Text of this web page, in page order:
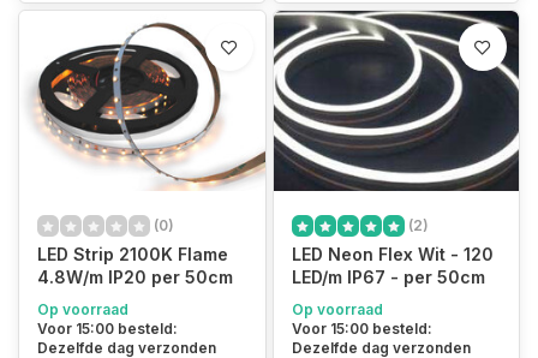
(0)
LED Strip 2100K Flame
4.8W/m IP20 per 50cm
Op voorraad
Voor 15:00 besteld:
Dezelfde dag verzonden
(2)
LED Neon Flex Wit - 120
LED/m IP67 - per 50cm
Op voorraad
Voor 15:00 besteld:
Dezelfde dag verzonden